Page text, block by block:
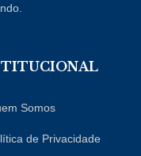
Somos
de Privacidade